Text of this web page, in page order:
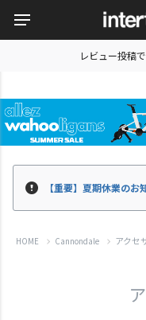
レビュー投稿
【重要】夏期休業のお
HOME Cannondale アクセ